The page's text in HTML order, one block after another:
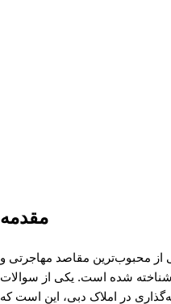
مقدمه
از محبوب‌ترین مقاصد مهاجرتی و
شناخته شده است. یکی از سوالات
در املاک دبی، این است که